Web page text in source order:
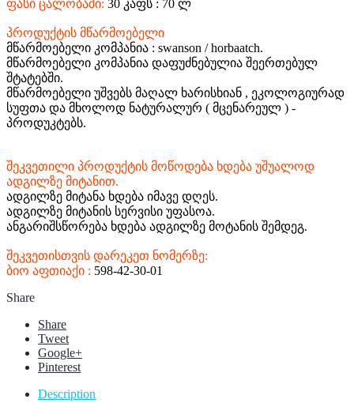
ფასი ცალობაში: 30 კაფს : 70 ლ
პროდუქტის მწარმოებელი
მწარმოებელი კომპანია : swanson / horbaatch.
მწარმოებელი კომპანია დაფუძნებულია შეერთებულ
შტატებში.
მწარმოებელი უშვებს მაღალ ხარისხიან , ეკოლოგიურად
სუფთა და მხოლოდ ნატურალურ ( მცენარეულ ) -
პროდუკტებს.
შეკვეთილი პროდუქტის მოწოდება ხდება უშუალოდ
ადგილზე მიტანით.
ადგილზე მიტანა ხდება იმავე დღეს.
ადგილზე მიტანის სერვისი უფასოა.
ანგარიშსწორება ხდება ადგილზე მოტანის შემდეგ.
შეკვეთისთვის დარეკეთ ნომერზე:
ბიო აფთიაქი : 598-42-30-01
Share
Share
Tweet
Google+
Pinterest
Description